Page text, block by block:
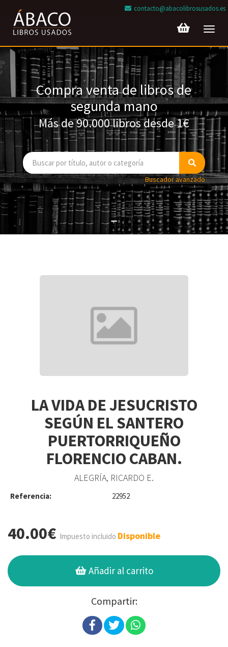
contacto@abacolibrosusados.es
Compra venta de libros de
segunda mano
Más de 90.000 libros desde 1€
Buscador avanzado
LA VIDA DE JESUCRISTO
SEGÚN EL SANTERO
PUERTORRIQUEÑO
FLORENCIO CABAN.
ALEGRÍA, RICARDO E.
Referencia: 22952
40.00€ Impuesto incluido Disponible
Añadir al carrito
Compartir: